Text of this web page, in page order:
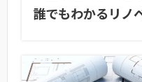
誰でもわかるリノ